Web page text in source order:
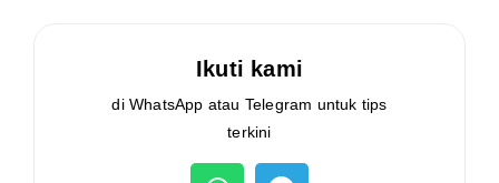
Ikuti kami
di WhatsApp atau Telegram untuk tips
terkini